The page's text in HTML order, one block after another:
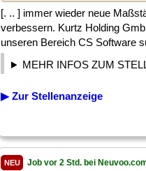
[. .. ] immer wieder neue
verbessern. Kurtz Holding
unseren Bereich CS Software
MEHR INFOS ZUM
▶ Zur Stellenanzeige
NEU Job vor 2 Std. bei